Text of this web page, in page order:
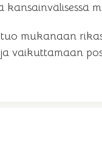
mukanaan
vaikuttamaan